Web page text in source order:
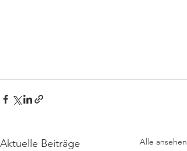
Aktuelle Beiträge Alle ansehen